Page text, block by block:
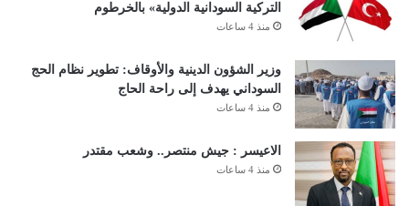
التركية السودانية الدولية» بالخرطوم
منذ 4 ساعات
وزير الشؤون الدينية والأوقاف: تطوير نظام الحج
السوداني يهدف إلى راحة الحاج
منذ 4 ساعات
الاعيسر : جيش منتصر.. وشعب مقتدر
منذ 4 ساعات